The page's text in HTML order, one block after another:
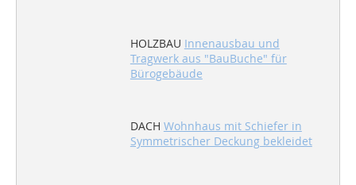
HOLZBAU Innenausbau und
Tragwerk aus "BauBuche" für
Bürogebäude
DACH Wohnhaus mit Schiefer in
Symmetrischer Deckung bekleidet